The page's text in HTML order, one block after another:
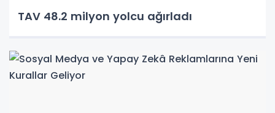
TAV 48.2 milyon yolcu ağırladı